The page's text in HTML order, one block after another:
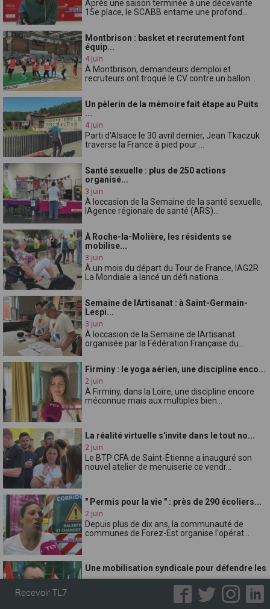
Après une saison terminée à une décevante
15e place, le SCABB entame une profond...
Montbrison : basket et recrutement font
équip...
4 juin
À Montbrison, demandeurs demploi et
recruteurs ont troqué le CV contre un ballon...
Un pèlerin de la mémoire fait étape au Puits
...
4 juin
Parti d'Alsace le 30 avril dernier, Jean Tkaczuk
traverse la France à pied pour ...
Santé sexuelle : plus de 250 actions
organisé...
3 juin
À loccasion de la Semaine de la santé sexuelle,
lAgence régionale de santé (ARS)...
À Roche-la-Molière, les résidents se
mobilise...
3 juin
À un mois du départ du Tour de France, lAG2R
La Mondiale a lancé un défi nationa...
Semaine de lArtisanat : à Saint-Germain-
Lespi...
3 juin
À loccasion de la Semaine de lArtisanat
organisée par la Fédération Française du...
Firminy : le yoga aérien, une discipline enco...
2 juin
À Firminy, dans la Loire, une discipline encore
méconnue mais aux multiples bien...
La réalité virtuelle s'invite dans le tout no...
2 juin
Le BTP CFA de Saint-Étienne a inauguré son
nouvel atelier de menuiserie ce vendr...
" Permis pour la vie " : près de 290 écoliers...
2 juin
Depuis plus de dix ans, la communauté de
communes de Forez-Est organise l'opérat...
Une mobilisation syndicale pour défendre les
...
Réunis ce mardi matin devant la Direction des
Recevoir TL7